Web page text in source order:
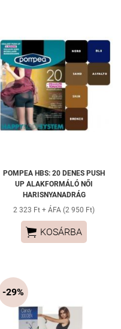
POMPEA HBS: 20 DENES PUSH
UP ALAKFORMÁLÓ NŐI
HARISNYANADRÁG
2 323 Ft + ÁFA (2 950 Ft)
 KOSÁRBA
-29%